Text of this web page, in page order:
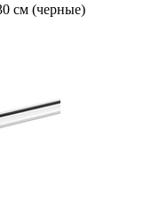
см (черные)